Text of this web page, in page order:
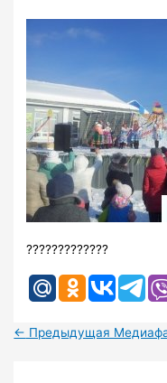
?????????????
← Предыдущая